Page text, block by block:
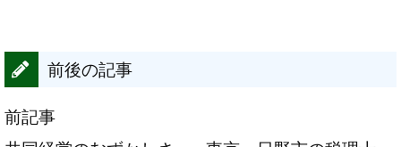
前後の記事
前記事